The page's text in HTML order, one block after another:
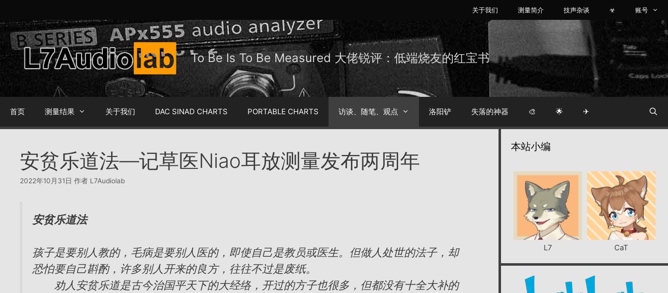
内
容
关于我们 测量简介 技声杂谈 ☣ 账号
To Be Is To Be Measured 大佬锐评：低端烧友的红宝书
首页 测量结果 关于我们 DAC SINAD CHARTS PORTABLE CHARTS 访谈、随笔、观点 洛阳铲 失落的神器 🎨 🌟 ✈
安贫乐道法—记草医Niao耳放测量发布两周年
2022年10月31日 作者 L7Audiolab
安贫乐道法
孩子是要别人教的，毛病是要别人医的，即使自己是教员或医生。但做人处世的法子，却
恐怕要自己斟酌，许多别人开来的良方，往往不过是废纸。
劝人安贫乐道是古今治国平天下的大经络，开过的方子也很多，但都没有十全大补的
本站小编
L7 CaT